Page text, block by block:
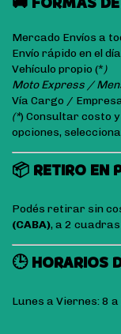
Mercado Envíos a
Envío rápido en el
Vehículo propio (*)
Moto Express /
Vía Cargo /
(*) Consultar costo
opciones,
📦 RETIRO EN
Podés retirar sin
(CABA), a 2 cuadras
🕒 HORARIOS
Lunes a Viernes: 8 a